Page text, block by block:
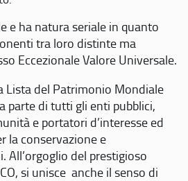
e ha natura seriale in quanto
tra loro distinte ma
Eccezionale Valore Universale.
Lista del Patrimonio Mondiale
parte di tutti gli enti pubblici,
e portatori d’interesse ed
la conservazione e
All’orgoglio del prestigioso
si unisce anche il senso di